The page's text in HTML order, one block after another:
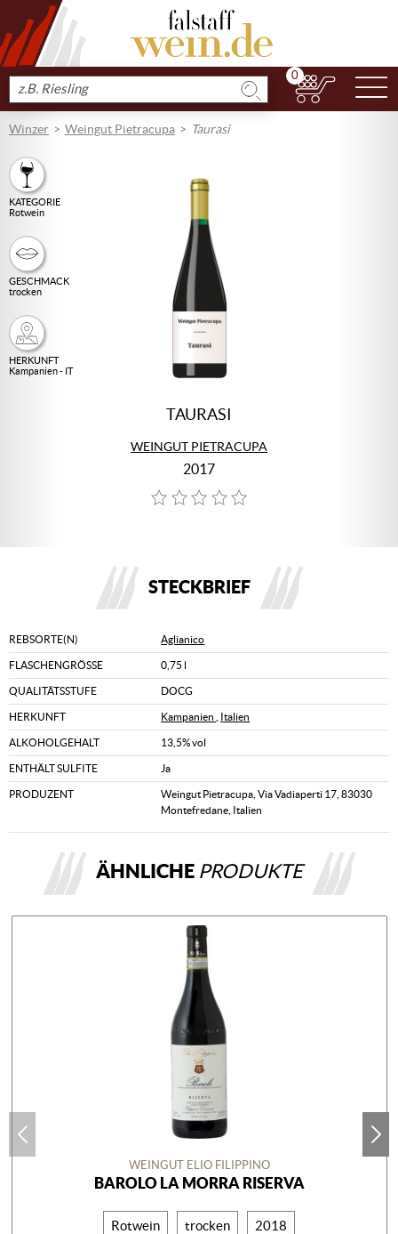
Produkt
suchen
0
Winzer Weingut Pietracupa Taurasi
KATEGORIE
Rotwein
GESCHMACK
trocken
HERKUNFT
Kampanien - IT
TAURASI
WEINGUT PIETRACUPA
2017
STECKBRIEF
REBSORTE(N) Aglianico
FLASCHENGRÖSSE 0,75 l
QUALITÄTSSTUFE DOCG
HERKUNFT Kampanien Italien
ALKOHOLGEHALT 13,5% vol
ENTHÄLT SULFITE Ja
PRODUZENT
Weingut Pietracupa, Via Vadiaperti 17, 83030
Montefredane, Italien
ÄHNLICHE PRODUKTE
WEINGUT ELIO FILIPPINO
BAROLO LA MORRA RISERVA
Rotwein trocken 2018